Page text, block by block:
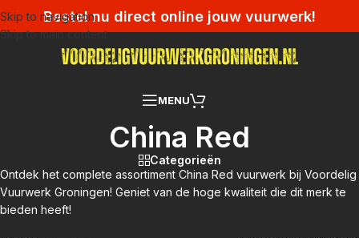
Skip to navigation
Skip to main content
Bestel nu direct online jouw vuurwerk!
MENU
China Red
Categorieën
Ontdek het complete assortiment China Red vuurwerk bij Voordelig
Vuurwerk Groningen! Geniet van de hoge kwaliteit die dit merk te
bieden heeft!